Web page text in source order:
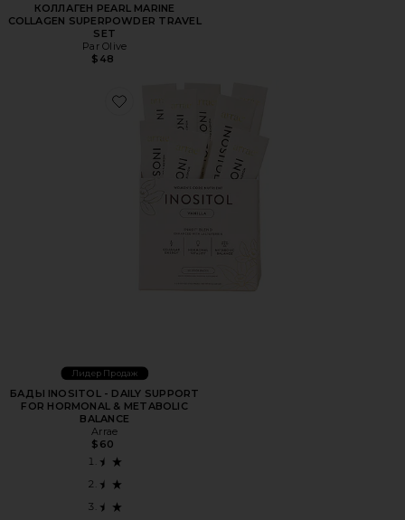
КОЛЛАГЕН PEARL MARINE
COLLAGEN SUPERPOWDER TRAVEL
SET
Par Olive
$48
Favorite БАДЫ INOSITOL - DAILY SUPPORT FOR
Лидер Продаж
БАДЫ INOSITOL - DAILY SUPPORT
FOR HORMONAL & METABOLIC
BALANCE
Arrae
$60